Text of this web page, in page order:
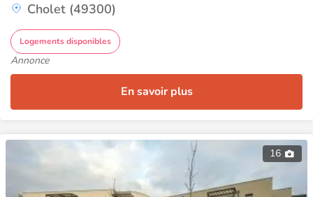
Cholet (49300)
Logements disponibles
Annonce
En savoir plus
16